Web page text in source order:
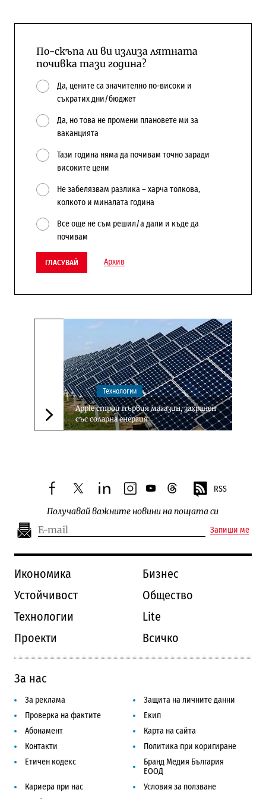
По-скъпа ли ви излиза лятната
почивка тази година?
Да, цените са значително по-високи и
съкратих дни/бюджет
Да, но това не промени плановете ми за
ваканцията
Тази година няма да почивам точно заради
високите цени
Не забелязвам разлика – харча толкова,
колкото и миналата година
Все още не съм решил/а дали и къде да
почивам
ГЛАСУВАЙ Архив
Следваща новина
Технологии
Apple строи първия магазин, захранен
със соларна енергия
facebooktwitterlinkedininstagram
youtubethreads RSS
Получавай важните новини на пощата си
Запиши ме
Икономика
Бизнес
Устойчивост
Общество
Технологии
Lite
Проекти
Всичко
За нас
За реклама
Защита на личните данни
Проверка на фактите
Екип
Абонамент
Карта на сайта
Контакти
Политика при коригиране
Етичен кодекс
Бранд Медия България
ЕООД
Кариера при нас
Условия за ползване